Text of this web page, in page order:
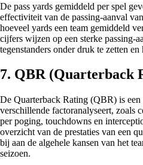
De pass yards gemiddeld per spel
effectiviteit van de passing-aanval
hoeveel yards een team gemiddeld
cijfers wijzen op een sterke passing-
tegenstanders onder druk te zetten en
7. QBR (Quarterback
De Quarterback Rating (QBR) is
verschillende factoranalyseert, zoals
per poging, touchdowns en
overzicht van de prestaties van een
bij aan de algehele kansen van het
seizoen.